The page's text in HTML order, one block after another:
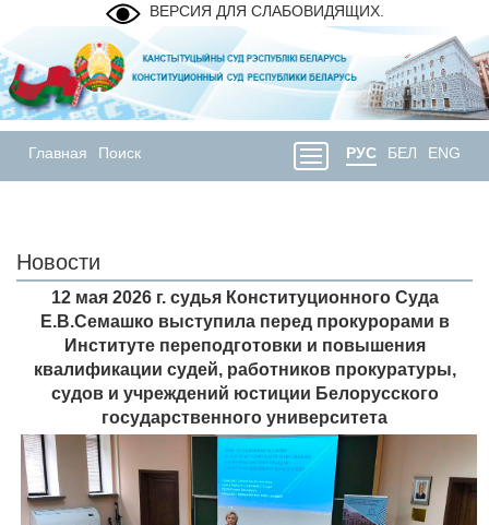
ВЕРСИЯ ДЛЯ СЛАБОВИДЯЩИХ.
Главная Поиск РУС БЕЛ ENG
Новости
12 мая 2026 г. судья Конституционного Суда
Е.В.Семашко выступила перед прокурорами в
Институте переподготовки и повышения
квалификации судей, работников прокуратуры,
судов и учреждений юстиции Белорусского
государственного университета